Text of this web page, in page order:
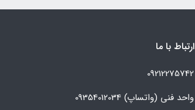
ارتباط با ما
09212275742
واحد فنی (واتساپ) 09354012034